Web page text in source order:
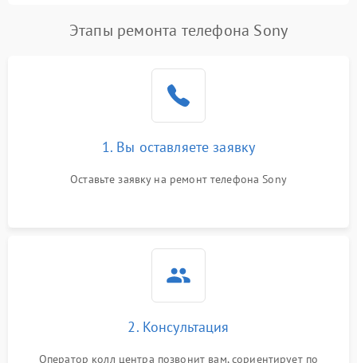
Этапы ремонта телефона Sony
1. Вы оставляете заявку
Оставьте заявку на ремонт телефона Sony
2. Консультация
Оператор колл центра позвонит вам, сориентирует по